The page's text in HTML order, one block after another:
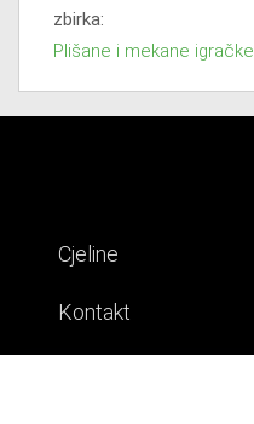
zbirka:
Plišane i mekane igračke
Cjeline
Kontakt